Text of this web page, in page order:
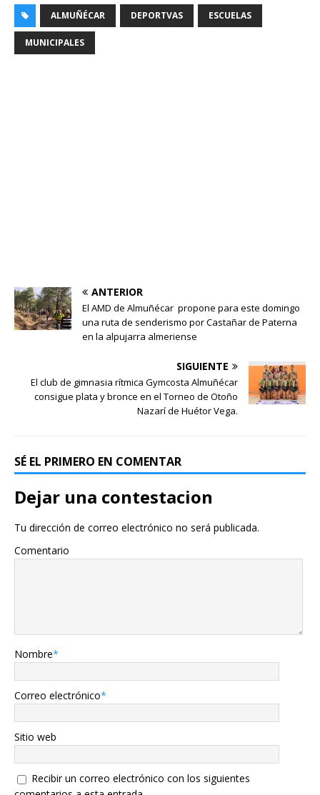
ALMUÑÉCAR DEPORTVAS ESCUELAS
MUNICIPALES
ANTERIOR
El AMD de Almuñécar propone para este domingo
una ruta de senderismo por Castañar de Paterna
en la alpujarra almeriense
SIGUIENTE
El club de gimnasia rítmica Gymcosta Almuñécar
consigue plata y bronce en el Torneo de Otoño
Nazarí de Huétor Vega.
SÉ EL PRIMERO EN COMENTAR
Dejar una contestacion
Tu dirección de correo electrónico no será publicada.
Comentario
Nombre*
Correo electrónico*
Sitio web
Recibir un correo electrónico con los siguientes